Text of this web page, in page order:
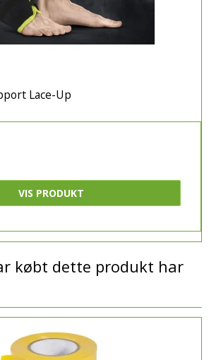
Lace-Up
VIS PRODUKT
købt dette produkt har